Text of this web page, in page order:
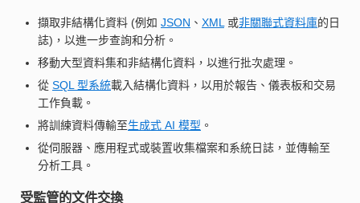
擷取非結構化資料 (例如 JSON 、 XML 或非關聯式資料庫的日
誌)，以進一步查詢和分析。
移動大型資料集和非結構化資料，以進行批次處理。
從 SQL 型系統載入結構化資料，以用於報告、儀表板和交易
工作負載。
將訓練資料傳輸至生成式 AI 模型 。
從伺服器、應用程式或裝置收集檔案和系統日誌，並傳輸至
分析工具。
受監管的文件交換